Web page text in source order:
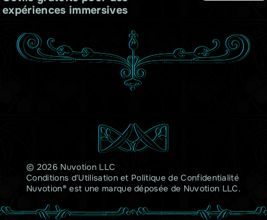
expériences immersives
© 2026 Nuvotion LLC
Conditions d'Utilisationet Politique de Confidentialité
Nuvotion® est une marque déposée de Nuvotion LLC.